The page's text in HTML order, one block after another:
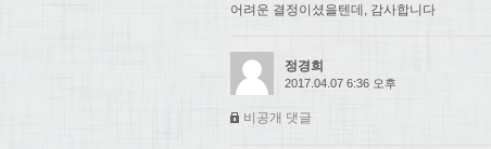
어려운 결정이셨을텐데, 감사합니다
정경희
2017.04.07 6:36 오후
비공개 댓글